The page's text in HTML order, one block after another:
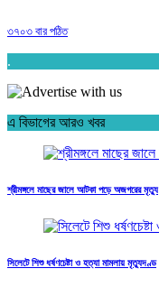
৩৭০৩ বার পঠিত
.
এ বিভাগের আরও খবর
শ্রীমঙ্গলে মাছের জালে আটকা পড়ে অজগরের মৃত্যু
সিলেটে শিশু ধর্ষণচেষ্টা ও হত্যা মামলায় মৃত্যুদণ্ড